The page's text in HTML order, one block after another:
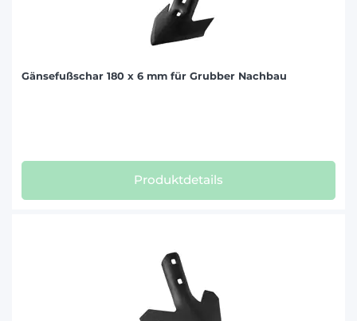
Gänsefußschar 180 x 6 mm für Grubber Nachbau
Produktdetails